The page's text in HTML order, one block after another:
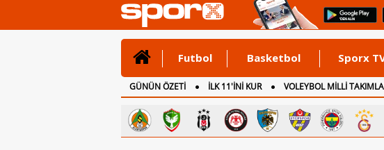
Futbol Basketbol Sporx
GÜNÜN ÖZETİ İLK 11'İNİ KUR VOLEYBOL MİLLİ
CANLI ANLATIM
İNGİLTERE